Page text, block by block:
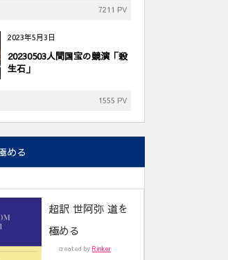
7211 PV
2023年5月3日
20230503人間国宝の競演「殺
生石」
1555 PV
める
超訳 世阿弥 道を
極める
created by Rinker